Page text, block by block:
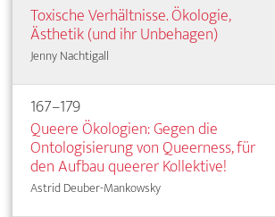
Toxische Verhältnisse. Ökologie,
Ästhetik (und ihr Unbehagen)
Jenny Nachtigall
167–179
Queere Ökologien: Gegen die
Ontologisierung von Queerness, für
den Aufbau queerer Kollektive!
Astrid Deuber-Mankowsky